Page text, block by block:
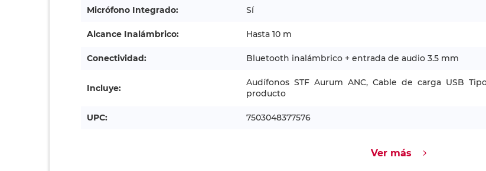
Micrófono Integrado: Sí
Alcance Inalámbrico: Hasta 10 m
Conectividad: Bluetooth inalámbrico + entrada de audio 3.5 mm
Incluye:
Audífonos STF Aurum ANC, Cable de carga USB
producto
UPC: 7503048377576
Ver más